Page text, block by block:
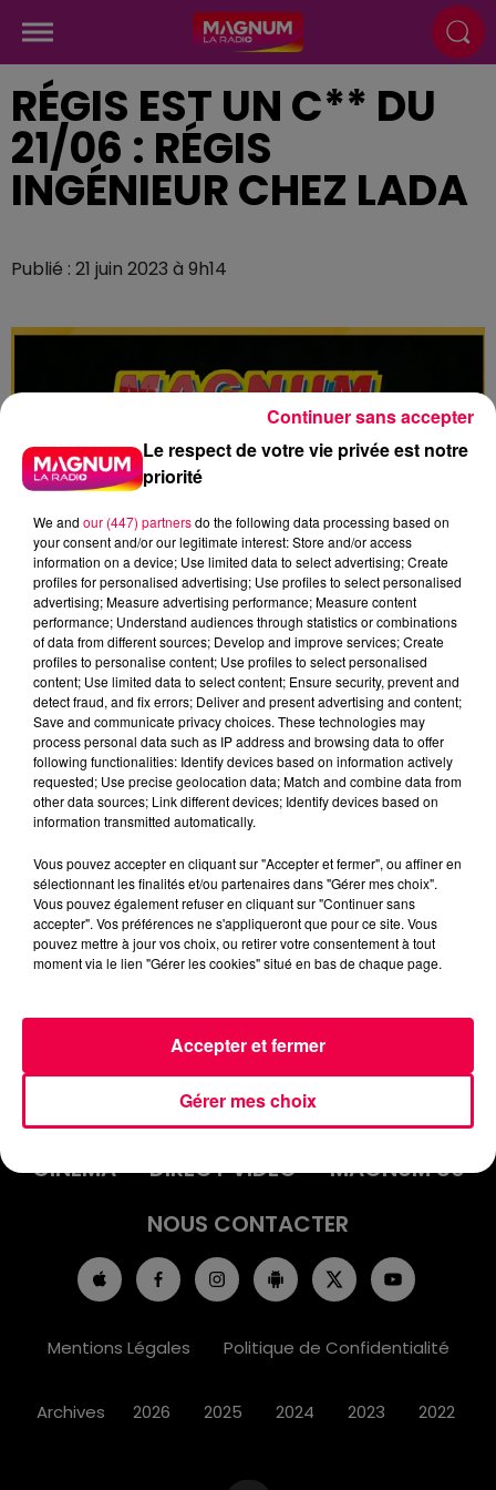
RÉGIS EST UN C** DU
21/06 : RÉGIS
INGÉNIEUR CHEZ LADA
Publié : 21 juin 2023 à 9h14
podcasts/2023/06/REGIS-210623.mp3
INFOS
EMISSIONS
JEUX
PODCASTS
CINÉMA
DIRECT VIDÉO
MAGNUM 80
NOUS CONTACTER
Mentions Légales Politique de Confidentialité
Archives 2026 2025 2024 2023 2022
Le respect de votre vie privée est notre
priorité
We and our (447) partnersdo the following data processing based on
your consent and/or our legitimate interest: Store and/or access
information on a device; Use limited data to select advertising; Create
profiles for personalised advertising; Use profiles to select personalised
advertising; Measure advertising performance; Measure content
performance; Understand audiences through statistics or combinations
of data from different sources; Develop and improve services; Create
profiles to personalise content; Use profiles to select personalised
content; Use limited data to select content; Ensure security, prevent and
detect fraud, and fix errors; Deliver and present advertising and content;
Save and communicate privacy choices. These technologies may
process personal data such as IP address and browsing data to offer
following functionalities: Identify devices based on information actively
requested; Use precise geolocation data; Match and combine data from
other data sources; Link different devices; Identify devices based on
information transmitted automatically.
Vous pouvez accepter en cliquant sur "Accepter et fermer", ou affiner en
sélectionnant les finalités et/ou partenaires dans "Gérer mes choix".
Vous pouvez également refuser en cliquant sur "Continuer sans
accepter". Vos préférences ne s'appliqueront que pour ce site. Vous
pouvez mettre à jour vos choix, ou retirer votre consentement à tout
moment via le lien "Gérer les cookies" situé en bas de chaque page.
Gérer mes choix
Accepter et fermer
Continuer sans accepter